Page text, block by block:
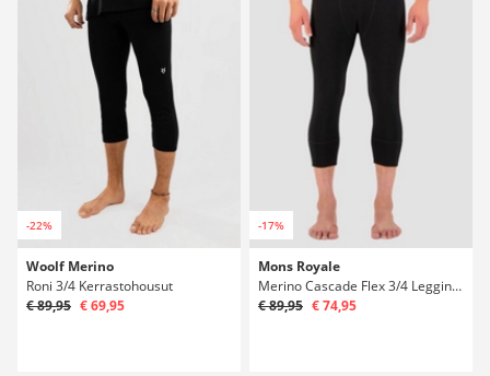
-22%
Woolf Merino
Roni 3/4 Kerrastohousut
€ 89,95 € 69,95
-17%
Mons Royale
Merino Cascade Flex 3/4 Legging Kerrastohousut
€ 89,95 € 74,95